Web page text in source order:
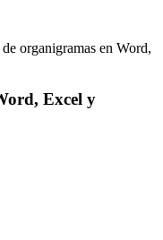
Excel y